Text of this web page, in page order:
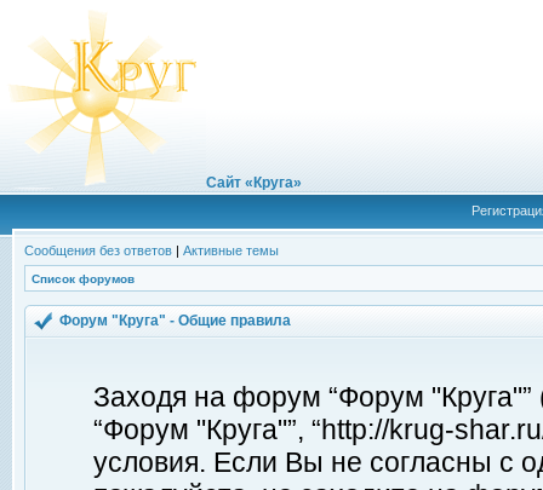
Сайт «Круга»
Сообщения без ответов | Активные темы
Список форумов
Форум "Круга" - Общие правила
Заходя на форум “Форум
“Форум "Круга"”, “http://krug-
условия. Если Вы не согласны с